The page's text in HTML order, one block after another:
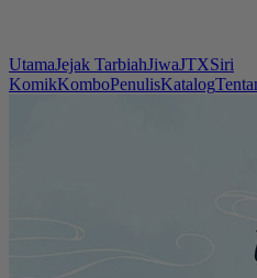
UtamaJejak TarbiahJiwaJTXSiri
KomikKomboPenulisKatalog